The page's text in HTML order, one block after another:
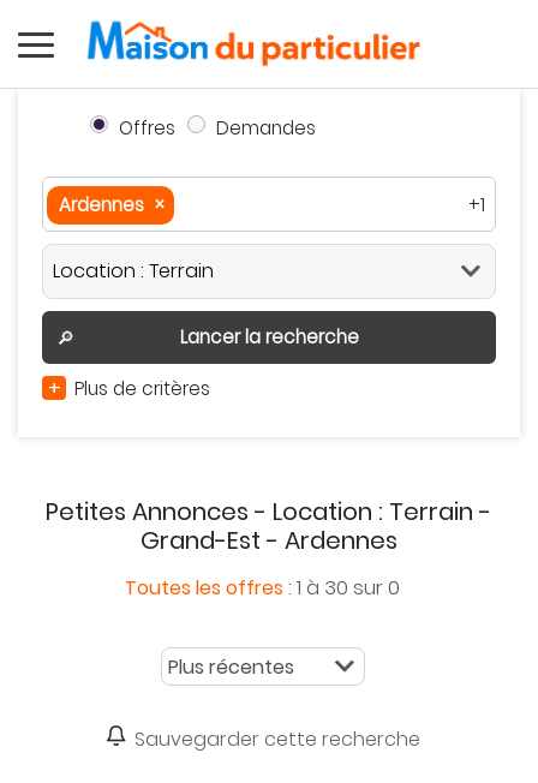
Offres Demandes
Ardennes ×
+1
Autour de moi
Effacer
Valider
🔎
Lancer la recherche
+ Plus de critères
Petites Annonces - Location : Terrain -
Grand-Est - Ardennes
Toutes les offres:1 à 30 sur 0
Sauvegarder cette recherche